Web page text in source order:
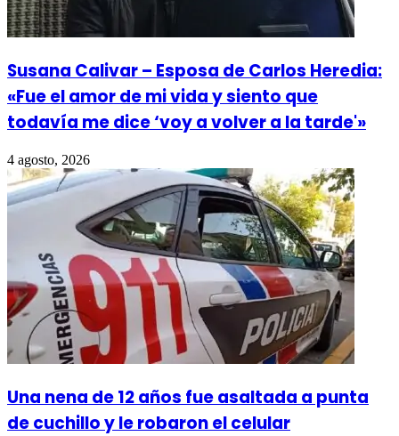
Susana Calivar – Esposa de Carlos Heredia:
«Fue el amor de mi vida y siento que
todavía me dice ‘voy a volver a la tarde'»
4 agosto, 2026
Una nena de 12 años fue asaltada a punta
de cuchillo y le robaron el celular